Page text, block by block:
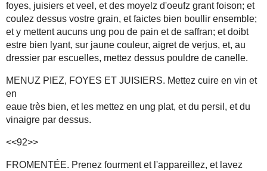
foyes, juisiers et veel, et des moyelz d'oeufz grant foison; et
coulez dessus vostre grain, et faictes bien boullir ensemble;
et y mettent aucuns ung pou de pain et de saffran; et doibt
estre bien lyant, sur jaune couleur, aigret de verjus, et, au
dressier par escuelles, mettez dessus pouldre de canelle.
MENUZ PIEZ, FOYES ET JUISIERS. Mettez cuire en vin et
en
eaue très bien, et les mettez en ung plat, et du persil, et du
vinaigre par dessus.
<<92>>
FROMENTÉE. Prenez fourment et l'appareillez, et lavez